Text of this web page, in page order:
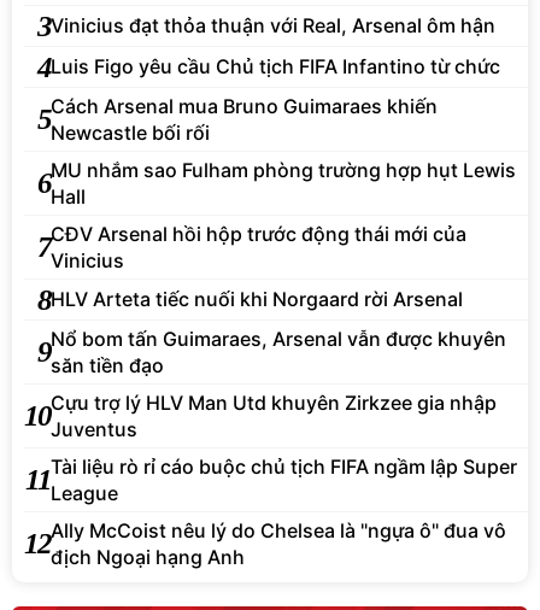
3Vinicius đạt thỏa thuận với Real, Arsenal ôm hận
4Luis Figo yêu cầu Chủ tịch FIFA Infantino từ chức
5Cách Arsenal mua Bruno Guimaraes khiến
Newcastle bối rối
6MU nhắm sao Fulham phòng trường hợp hụt Lewis
Hall
7CĐV Arsenal hồi hộp trước động thái mới của
Vinicius
8HLV Arteta tiếc nuối khi Norgaard rời Arsenal
9Nổ bom tấn Guimaraes, Arsenal vẫn được khuyên
săn tiền đạo
10Cựu trợ lý HLV Man Utd khuyên Zirkzee gia nhập
Juventus
11Tài liệu rò rỉ cáo buộc chủ tịch FIFA ngầm lập Super
League
12Ally McCoist nêu lý do Chelsea là "ngựa ô" đua vô
địch Ngoại hạng Anh